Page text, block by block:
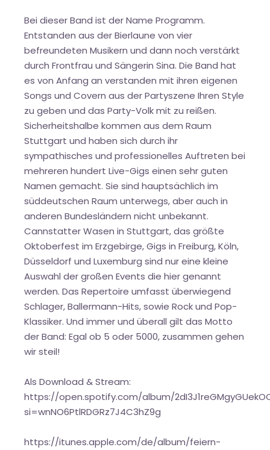
Bei dieser Band ist der Name Programm.
Entstanden aus der Bierlaune von vier
befreundeten Musikern und dann noch verstärkt
durch Frontfrau und Sängerin Sina. Die Band hat
es von Anfang an verstanden mit ihren eigenen
Songs und Covern aus der Partyszene Ihren Style
zu geben und das Party-Volk mit zu reißen.
Sicherheitshalbe kommen aus dem Raum
Stuttgart und haben sich durch ihr
sympathisches und professionelles Auftreten bei
mehreren hundert Live-Gigs einen sehr guten
Namen gemacht. Sie sind hauptsächlich im
süddeutschen Raum unterwegs, aber auch in
anderen Bundesländern nicht unbekannt.
Cannstatter Wasen in Stuttgart, das größte
Oktoberfest im Erzgebirge, Gigs in Freiburg, Köln,
Düsseldorf und Luxemburg sind nur eine kleine
Auswahl der großen Events die hier genannt
werden. Das Repertoire umfasst überwiegend
Schlager, Ballermann-Hits, sowie Rock und Pop-
Klassiker. Und immer und überall gilt das Motto
der Band: Egal ob 5 oder 5000, zusammen gehen
wir steil!
Als Download & Stream:
https://open.spotify.com/album/
si=wnNO6PtlRDGRz7J4C3hZ9g
https://itunes.apple.com/de/album/feiern-